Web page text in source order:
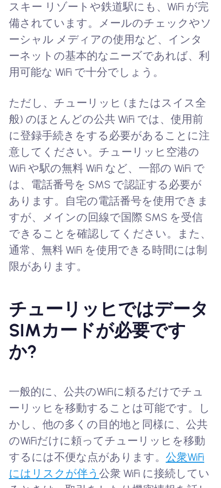
スキー リゾートや鉄道駅にも、WiFi が完
備されています。メールのチェックやソ
ーシャル メディアの使用など、インタ
ーネットの基本的なニーズであれば、利
用可能な WiFi で十分でしょう。
ただし、チューリッヒ (またはスイス全
般) のほとんどの公共 WiFi では、使用前
に登録手続きをする必要があることに注
意してください。チューリッヒ空港の
WiFi や駅の無料 WiFi など、一部の WiFi で
は、電話番号を SMS で認証する必要が
あります。自宅の電話番号を使用できま
すが、メインの回線で国際 SMS を受信
できることを確認してください。また、
通常、無料 WiFi を使用できる時間には制
限があります。
チューリッヒではデータ
SIMカードが必要です
か?
一般的に、公共のWiFiに頼るだけでチュ
ーリッヒを移動することは可能です。し
かし、他の多くの目的地と同様に、公共
のWiFiだけに頼ってチューリッヒを移動
するには不便な点があります。 公衆WiFi
にはリスクが伴う 公衆 WiFi に接続してい